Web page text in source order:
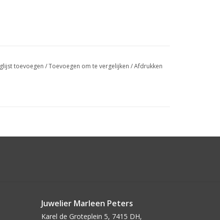
toevoegen /Toevoegen om te vergelijken /Afdrukken
Juwelier Marleen Peters
Karel de Groteplein 5, 7415 DH,